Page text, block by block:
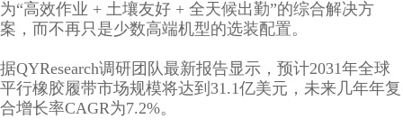
为“高效作业 + 土壤友好 + 全天候出勤”的综合解决方
案，而不再只是少数高端机型的选装配置。
据QYResearch调研团队最新报告显示，预计2031年全球
平行橡胶履带市场规模将达到31.1亿美元，未来几年年复
合增长率CAGR为7.2%。